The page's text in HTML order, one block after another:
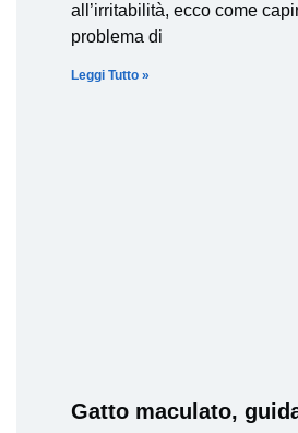
all’irritabilità, ecco come
problema di
Leggi Tutto »
Gatto maculato,